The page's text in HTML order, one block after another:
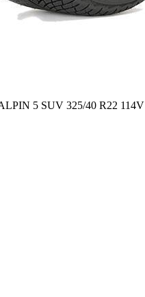
5 SUV 325/40 R22 114V